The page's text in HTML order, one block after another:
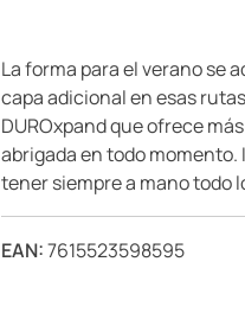
La forma para el verano se
capa adicional en esas
DUROxpand que ofrece
abrigada en todo momento.
tener siempre a mano todo
EAN:7615523598595